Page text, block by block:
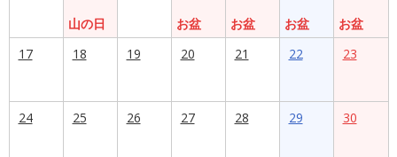
山の日
お盆
お盆
お盆
お盆
17
18 19 20 21 22 23
24 25 26 27 28 29 30